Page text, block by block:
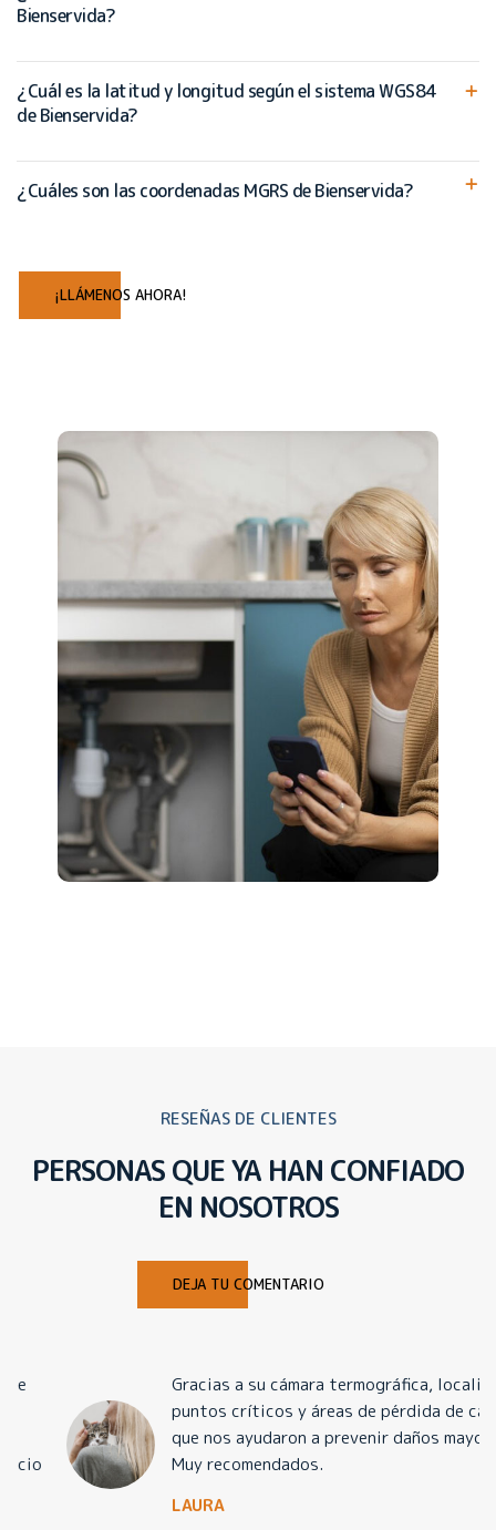
Bienservida?
¿Cuál es la latitud y longitud según el sistema WGS84
de Bienservida?
¿Cuáles son las coordenadas MGRS de Bienservida?
¡LLÁMENOS AHORA!
RESEÑAS DE CLIENTES
PERSONAS QUE YA HAN CONFIADO
EN NOSOTROS
DEJA TU COMENTARIO
Gracias a su cámara termográfica, localizaron
puntos críticos y áreas de pérdida de calor
que nos ayudaron a prevenir daños mayores.
Muy recomendados.
LAURA